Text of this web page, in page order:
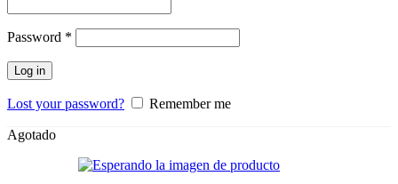
Password *
Log in
Lost your password? Remember me
Agotado